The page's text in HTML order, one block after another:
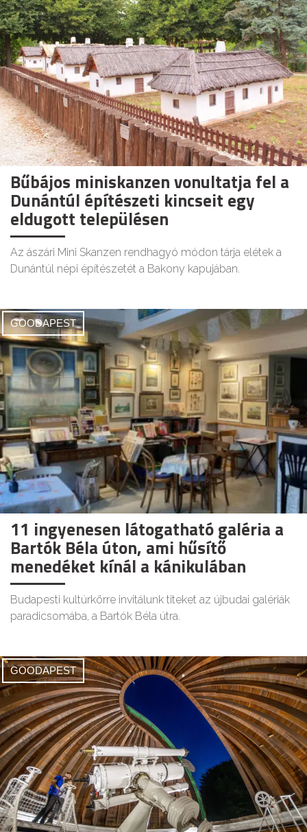
Bűbájos miniskanzen vonultatja fel a
Dunántúl építészeti kincseit egy
eldugott településen
Az ászári Mini Skanzen rendhagyó módon tárja elétek a
Dunántúl népi építészetét a Bakony kapujában.
GOODAPEST
11 ingyenesen látogatható galéria a
Bartók Béla úton, ami hűsítő
menedéket kínál a kánikulában
Budapesti kultúrkörre invitálunk titeket az újbudai galériák
paradicsomába, a Bartók Béla útra.
GOODAPEST